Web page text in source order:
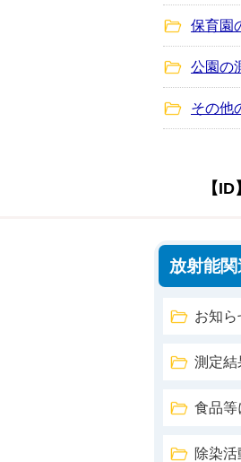
保育園
公園の
その他
【ID】
放射能
お知ら
測定結
食品等
除染活